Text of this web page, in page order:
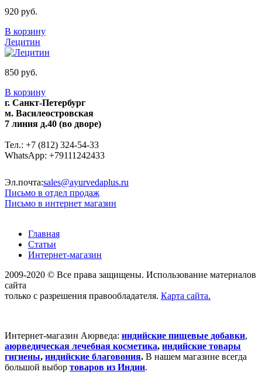
920 руб.
В корзину
Лецитин
850 руб.
В корзину
г. Санкт-Петербург
м. Василеостровская
7 линия д.40 (во дворе)
Тел.: +7 (812) 324-54-33
WhatsApp: +79111242433
Эл.почта:sales@ayurvedaplus.ru
Письмо в отдел продаж
Письмо в интернет магазин
Главная
Статьи
Интернет-магазин
2009-2020 © Все права защищены. Использование материалов
сайта
только с разрешения правообладателя. Карта сайта.
Интернет-магазин Аюрведа: индийские пищевые добавки,
аюрведическая лечебная косметика, индийские товары
гигиены, индийские благовония. В нашем магазине всегда
большой выбор товаров из Индии.